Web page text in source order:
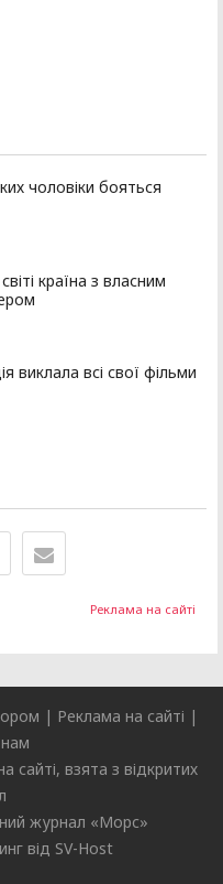
Реклама на сайті
чоловіки бояться
країна з власним
виклала всі свої фільми
| Реклама на сайті |
сайті, взята з відкритих
журнал «Морс»
від SV-Host